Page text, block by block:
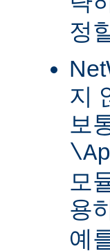
정
지
보
모
용
예